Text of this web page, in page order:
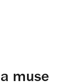
muse